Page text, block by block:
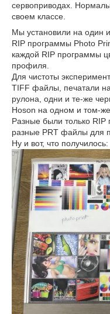
сервоприводах.
своем классе.
Мы установили на один
RIP программы Photo
каждой RIP программы
профиля.
Для чистоты
TIFF файлы, печатали
рулона, одни и те-же
Hoson на одном и том-
Разные были только RIP
разные PRT файлы для
Ну и вот, что получилось: